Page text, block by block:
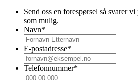
Send oss en forespørsel så svarer
som mulig.
Navn*
E-postadresse*
Telefonnummer*